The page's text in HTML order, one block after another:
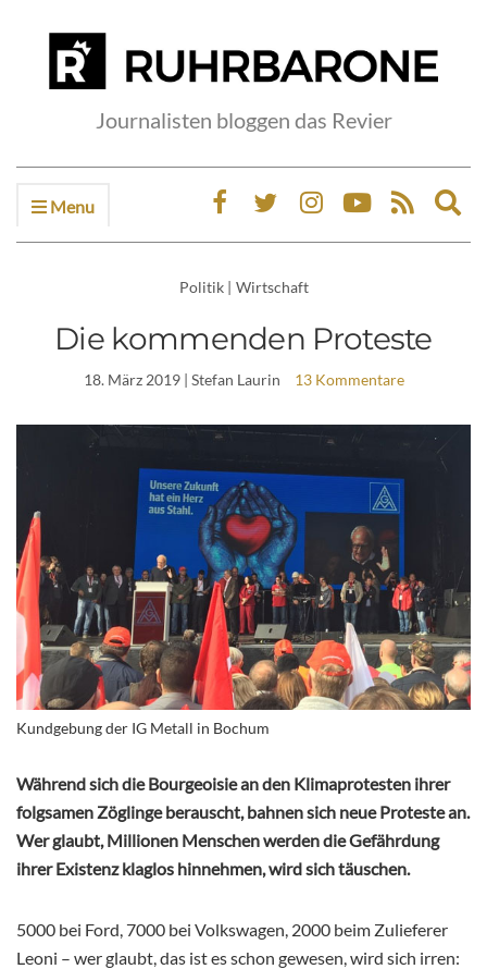
Journalisten bloggen das Revier
Menu
Politik | Wirtschaft
Die kommenden Proteste
18. März 2019| Stefan Laurin 13 Kommentare
Kundgebung der IG Metall in Bochum
Während sich die Bourgeoisie an den Klimaprotesten ihrer
folgsamen Zöglinge berauscht, bahnen sich neue Proteste an.
Wer glaubt, Millionen Menschen werden die Gefährdung
ihrer Existenz klaglos hinnehmen, wird sich täuschen.
5000 bei Ford, 7000 bei Volkswagen, 2000 beim Zulieferer
Leoni – wer glaubt, das ist es schon gewesen, wird sich irren: